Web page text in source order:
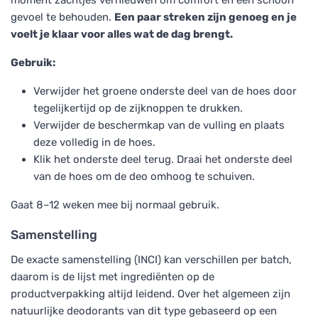
gevoel te behouden. Een paar streken zijn genoeg en je
voelt je klaar voor alles wat de dag brengt.
Gebruik:
Verwijder het groene onderste deel van de hoes door
tegelijkertijd op de zijknoppen te drukken.
Verwijder de beschermkap van de vulling en plaats
deze volledig in de hoes.
Klik het onderste deel terug. Draai het onderste deel
van de hoes om de deo omhoog te schuiven.
Gaat 8–12 weken mee bij normaal gebruik.
Samenstelling
De exacte samenstelling (INCI) kan verschillen per batch,
daarom is de lijst met ingrediënten op de
productverpakking altijd leidend. Over het algemeen zijn
natuurlijke deodorants van dit type gebaseerd op een